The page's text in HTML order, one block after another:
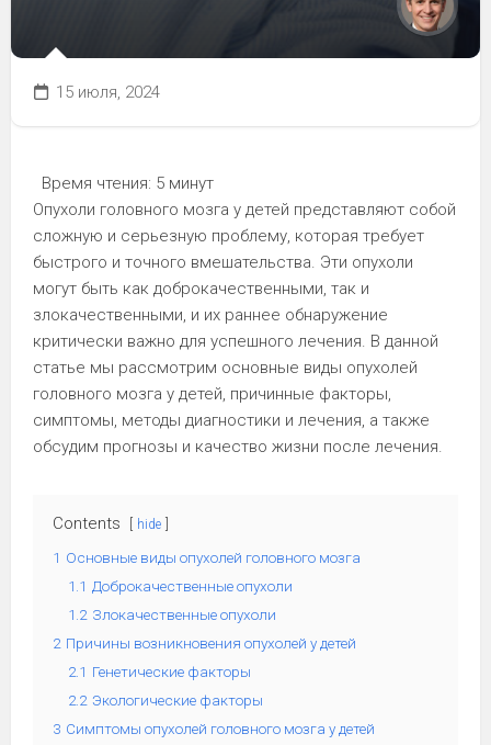
15 июля, 2024
Время чтения: 5 минут
Опухоли головного мозга у детей представляют собой
сложную и серьезную проблему, которая требует
быстрого и точного вмешательства. Эти опухоли
могут быть как доброкачественными, так и
злокачественными, и их раннее обнаружение
критически важно для успешного лечения. В данной
статье мы рассмотрим основные виды опухолей
головного мозга у детей, причинные факторы,
симптомы, методы диагностики и лечения, а также
обсудим прогнозы и качество жизни после лечения.
Contents hide
1 Основные виды опухолей головного мозга
1.1 Доброкачественные опухоли
1.2 Злокачественные опухоли
2 Причины возникновения опухолей у детей
2.1 Генетические факторы
2.2 Экологические факторы
3 Симптомы опухолей головного мозга у детей